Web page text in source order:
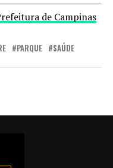
de Campinas
PARQUE SAÚDE